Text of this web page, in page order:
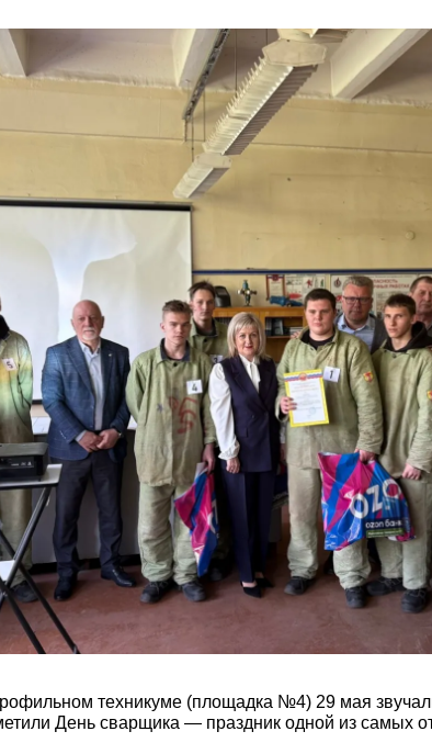
техникуме (площадка №4) 29 мая
День сварщика — праздник одной из самых